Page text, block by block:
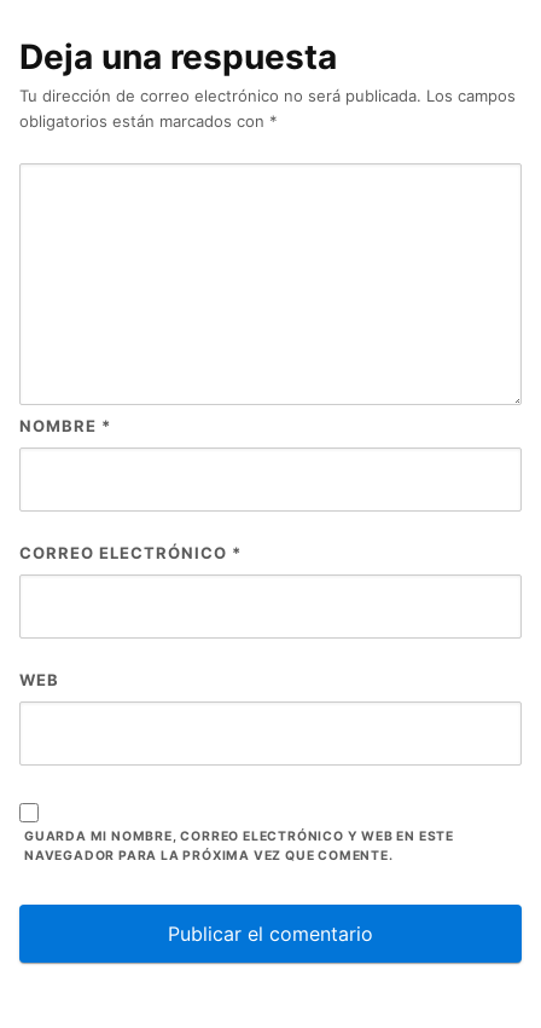
Deja una respuesta
Tu dirección de correo electrónico no será publicada. Los campos
obligatorios están marcados con *
NOMBRE *
CORREO ELECTRÓNICO *
WEB
GUARDA MI NOMBRE, CORREO ELECTRÓNICO Y WEB EN ESTE
NAVEGADOR PARA LA PRÓXIMA VEZ QUE COMENTE.